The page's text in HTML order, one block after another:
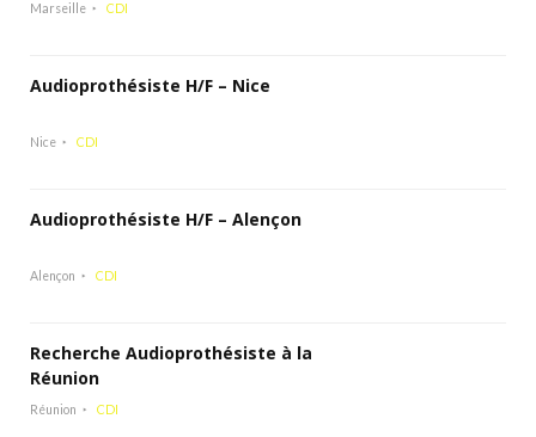
Marseille CDI
Audioprothésiste H/F – Nice
Nice CDI
Audioprothésiste H/F – Alençon
Alençon CDI
Recherche Audioprothésiste à la
Réunion
Réunion CDI